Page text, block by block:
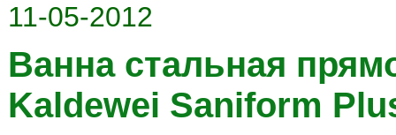
11-05-2012
Ванна стальная
Kaldewei Saniform